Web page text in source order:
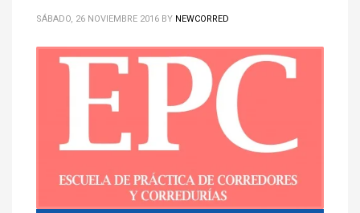
SÁBADO, 26 NOVIEMBRE 2016 BY NEWCORRED